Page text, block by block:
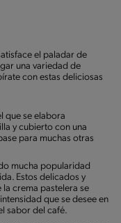
el paladar de
una variedad de
con estas deliciosas
que se elabora
y cubierto con una
para muchas otras
mucha popularidad
Estos delicados y
crema pastelera se
que se desee en
sabor del café.